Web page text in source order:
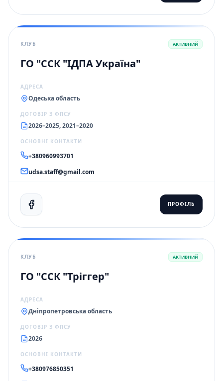
КЛУБ АКТИВНИЙ
ГО "ССК "ІДПА Україна"
АДРЕСА
Одеська область
ДОГОВІР З ФПСУ
2026–2025, 2021–2020
ОСНОВНІ КОНТАКТИ
+380960993701
udsa.staff@gmail.com
ПРОФІЛЬ
КЛУБ АКТИВНИЙ
ГО "ССК "Тріггер"
АДРЕСА
Дніпропетровська область
ДОГОВІР З ФПСУ
2026
ОСНОВНІ КОНТАКТИ
+380976850351